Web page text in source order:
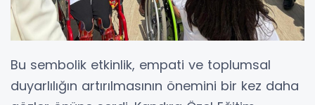
Bu sembolik etkinlik, empati ve toplumsal
duyarlılığın artırılmasının önemini bir kez daha